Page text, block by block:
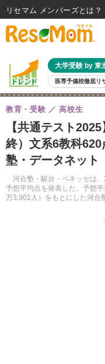
大学受験 by 東
医専予備校徹底リ
親子で考える大学選び 高校
共通テスト 夏休み
8月開催イベント・WS 全国
自由研究教材（小学生向け）
【共通テスト
終）文系6教科
塾・データネット
河合塾・駿台・ベネッセは
予想平均点を発表した。予想
万3,901人）をもとにした河合
教育・受験 高校生
リセマム メンバーズ